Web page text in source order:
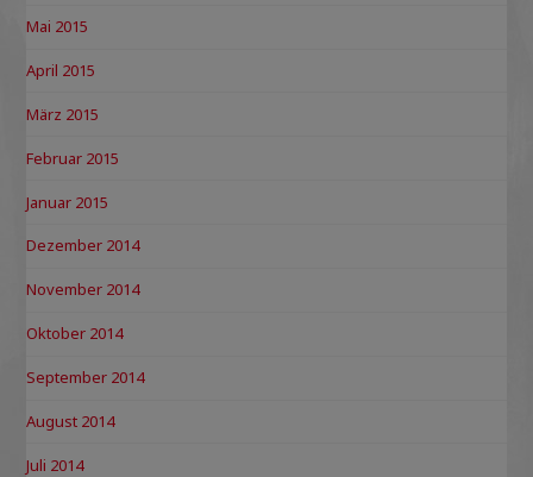
Mai 2015
April 2015
März 2015
Februar 2015
Januar 2015
Dezember 2014
November 2014
Oktober 2014
September 2014
August 2014
Juli 2014